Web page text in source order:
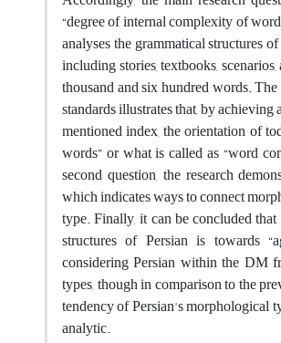
“degree of internal complexity of
analyses the grammatical structures
including stories, textbooks,
thousand and six hundred words.
standards illustrates that, by
mentioned index, the orientation of
words” or what is called as “word
second question, the research
which indicates ways to connect
type. Finally, it can be concluded
structures of Persian is towards
considering Persian within the DM
types, though in comparison to the
tendency of Persian's morphological
analytic.